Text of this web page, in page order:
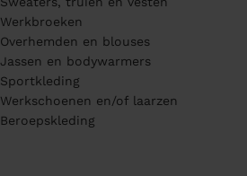
Werkbroeken
Overhemden en blouses
Jassen en bodywarmers
Sportkleding
Werkschoenen en/of laarzen
Beroepskleding